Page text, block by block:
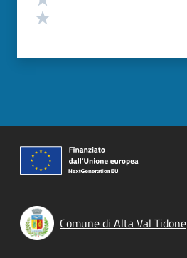
Comune di Alta Val Tidone